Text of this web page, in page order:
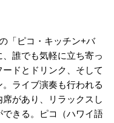
「ピコ・キッチン+バ
誰でも気軽に立ち寄っ
ドとドリンク、そして
ライブ演奏も行われる
があり、リラックスし
きる。ピコ（ハワイ語